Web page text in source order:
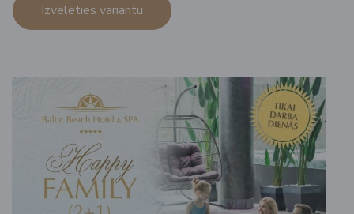
Izvēlēties variantu